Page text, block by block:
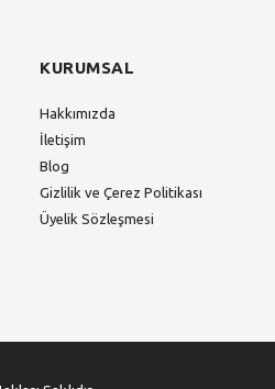
KURUMSAL
Hakkımızda
İletişim
Blog
Gizlilik ve Çerez Politikası
Üyelik Sözleşmesi